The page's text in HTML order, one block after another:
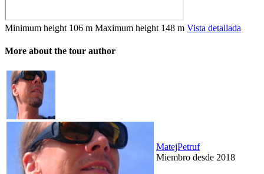
Minimum height 106 m Maximum height 148 m Vista detallada
More about the tour author
MatejPetruf
Miembro desde 2018